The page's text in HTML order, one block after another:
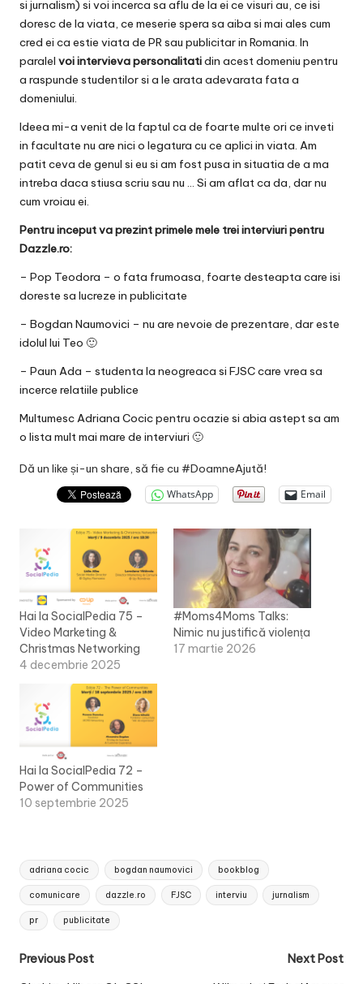
e
si jurnalism) si voi incerca sa aflu de la ei ce visuri au, ce isi
doresc de la viata, ce meserie spera sa aiba si mai ales cum
cred ei ca estie viata de PR sau publicitar in Romania. In
paralel voi intervieva personalitatidin acest domeniu pentru
a raspunde studentilor si a le arata adevarata fata a
domeniului.
Ideea mi-a venit de la faptul ca de foarte multe ori ce inveti
in facultate nu are nici o legatura cu ce aplici in viata. Am
patit ceva de genul si eu si am fost pusa in situatia de a ma
intreba daca stiusa scriu sau nu … Si am aflat ca da, dar nu
cum vroiau ei.
Pentru inceput va prezint primele mele trei interviuri pentru
Dazzle.ro:
– Pop Teodora – o fata frumoasa, foarte desteapta care isi
doreste sa lucreze in publicitate
– Bogdan Naumovici – nu are nevoie de prezentare, dar este
idolul lui Teo 🙂
– Paun Ada – studenta la neogreaca si FJSC care vrea sa
incerce relatiile publice
Multumesc Adriana Cocic pentru ocazie si abia astept sa am
o lista mult mai mare de interviuri 🙂
Dă un like și-un share, să fie cu #DoamneAjută!
WhatsApp Email
Hai la SocialPedia 75 –
Video Marketing &
Christmas Networking
4 decembrie 2025
#Moms4Moms Talks:
Nimic nu justifică violența
17 martie 2026
Hai la SocialPedia 72 –
Power of Communities
10 septembrie 2025
Tags:
adriana cocic bogdan naumovici bookblog
comunicare dazzle.ro FJSC interviu jurnalism
pr publicitate
Post
Previous Post
Next Post